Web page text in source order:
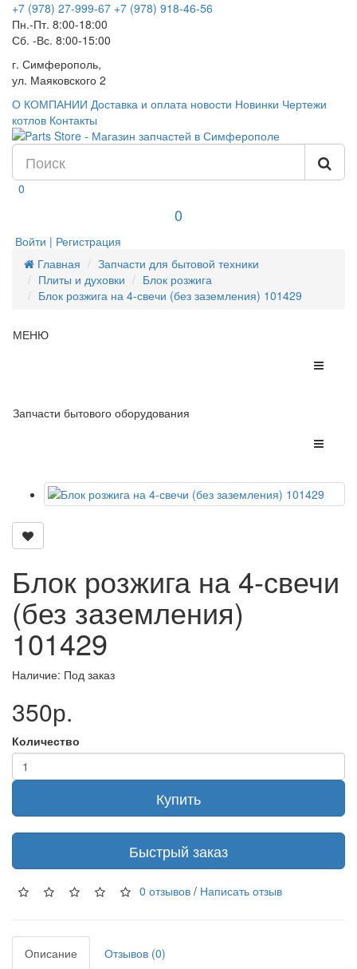
+7 (978) 27-999-67 +7 (978) 918-46-56
Пн.-Пт. 8:00-18:00
Сб. -Вс. 8:00-15:00
г. Симферополь,
ул. Маяковского 2
О КОМПАНИИ Доставка и оплата новости Новинки Чертежи
котлов Контакты
0
0
Войти | Регистрация
Главная
Запчасти для бытовой техники
Плиты и духовки
Блок розжига
Блок розжига на 4-свечи (без заземления) 101429
МЕНЮ
Запчасти бытового оборудования
Блок розжига на 4-свечи
(без заземления)
101429
Наличие: Под заказ
350р.
Количество
Купить
Быстрый заказ
0 отзывов / Написать отзыв
Описание
Отзывов (0)